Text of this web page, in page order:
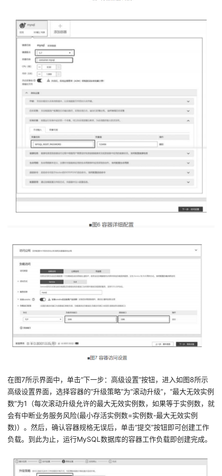
在图7所示界面中，单击“下一步：高级设置”按钮，进入如图8所示
高级设置界面，选择容器的“升级策略”为“滚动升级”，“最大无效实例
数”为1（每次滚动升级允许的最大无效实例数，如果等于实例数，就
会有中断业务服务风险(最小存活实例数=实例数-最大无效实例
数)）。然后，确认容器规格无误后，单击“提交”按钮即可创建工作
负载。到此为止，运行MySQL数据库的容器工作负载即创建完成。